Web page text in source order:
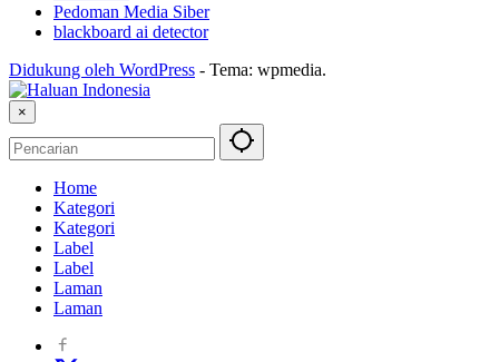
Pedoman Media Siber
blackboard ai detector
Didukung oleh WordPress - Tema: wpmedia.
×
Home
Kategori
Kategori
Label
Label
Laman
Laman